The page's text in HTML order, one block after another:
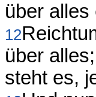
über alles
12
über
steht es,